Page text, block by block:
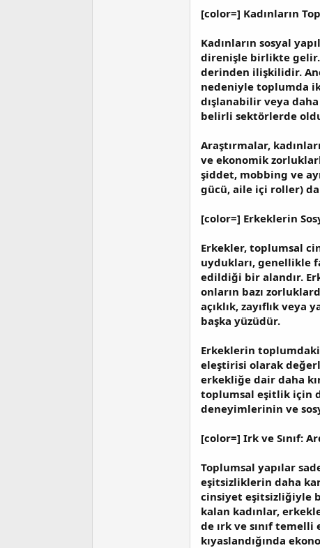
[color=] Kadınların
Kadınların sosyal
direnişle birlikte gelir.
derinden ilişkilidir.
nedeniyle toplumda
dışlanabilir veya
belirli sektörlerde
Araştırmalar,
ve ekonomik
şiddet, mobbing ve
gücü, aile içi roller)
[color=] Erkeklerin
Erkekler, toplumsal
uydukları, genellikle
edildiği bir alandır.
onların bazı
açıklık, zayıflık
başka yüzüdür.
Erkeklerin toplumdaki
eleştirisi olarak
erkekliğe dair daha
toplumsal eşitlik için
deneyimlerinin ve
[color=] Irk ve Sınıf:
Toplumsal yapılar
eşitsizliklerin daha
cinsiyet eşitsizliğiyle
kalan kadınlar,
de ırk ve sınıf
kıyaslandığında